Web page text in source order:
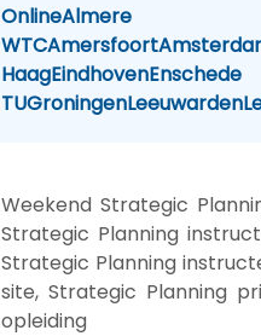
OnlineAlmere
WTCAmersfoort
HaagEindhovenEnschede
TUGroningenLeeuwarden
Weekend Strategic
Strategic Planning
Strategic Planning
site, Strategic Planning
opleiding